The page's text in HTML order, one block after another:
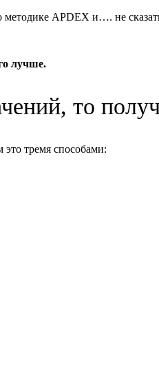
APDEX и…. не
лучше.
то
тремя способами: